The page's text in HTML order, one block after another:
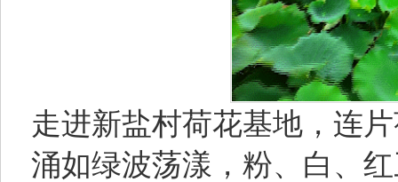
走进新盐村荷花基地，连
涌如绿波荡漾，粉、白、